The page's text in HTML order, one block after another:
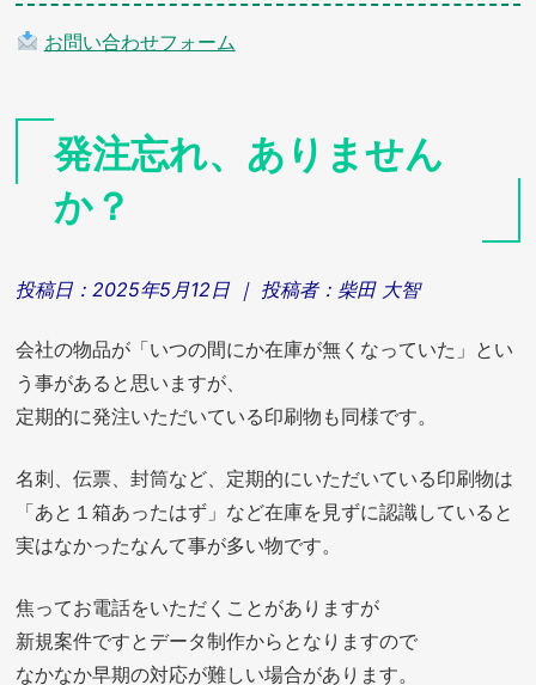
お問い合わせフォーム
発注忘れ、ありません
か？
投稿日： 2025年5月12日 ｜ 投稿者： 柴田 大智
会社の物品が「いつの間にか在庫が無くなっていた」とい
う事があると思いますが、
定期的に発注いただいている印刷物も同様です。
名刺、伝票、封筒など、定期的にいただいている印刷物は
「あと１箱あったはず」など在庫を見ずに認識していると
実はなかったなんて事が多い物です。
焦ってお電話をいただくことがありますが
新規案件ですとデータ制作からとなりますので
なかなか早期の対応が難しい場合があります。